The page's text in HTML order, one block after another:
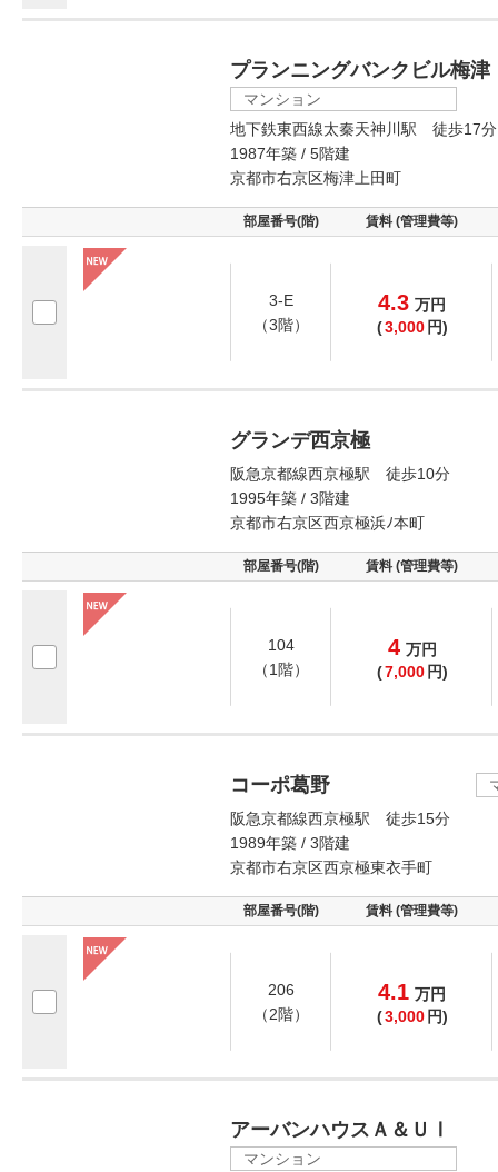
プランニングバンクビル梅津
マンション
地下鉄東西線太秦天神川駅 徒歩17分
1987年築 / 5階建
京都市右京区梅津上田町
部屋番号(階) 賃料 (管理費等)
3-E
（3階）
4.3 万円
(3,000 円)
グランデ西京極
阪急京都線西京極駅 徒歩10分
1995年築 / 3階建
京都市右京区西京極浜ﾉ本町
部屋番号(階) 賃料 (管理費等)
104
（1階）
4 万円
(7,000 円)
コーポ葛野
阪急京都線西京極駅 徒歩15分
1989年築 / 3階建
京都市右京区西京極東衣手町
部屋番号(階) 賃料 (管理費等)
206
（2階）
4.1 万円
(3,000 円)
アーバンハウスＡ＆ＵⅠ
マンション